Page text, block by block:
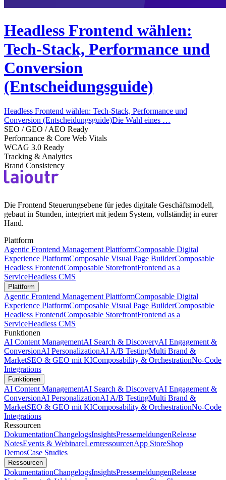
Headless Frontend wählen:
Tech-Stack, Performance und
Conversion
(Entscheidungsguide)
Headless Frontend wählen: Tech-Stack, Performance und
Conversion (Entscheidungsguide)Die Wahl eines …
SEO / GEO / AEO Ready
Performance & Core Web Vitals
WCAG 3.0 Ready
Tracking & Analytics
Brand Consistency
Die Frontend Steuerungsebene für jedes digitale Geschäftsmodell,
gebaut in Stunden, integriert mit jedem System, vollständig in eurer
Hand.
Plattform
Agentic Frontend Management PlattformComposable Digital
Experience PlatformComposable Visual Page BuilderComposable
Headless FrontendComposable StorefrontFrontend as a
ServiceHeadless CMS
Plattform
Agentic Frontend Management PlattformComposable Digital
Experience PlatformComposable Visual Page BuilderComposable
Headless FrontendComposable StorefrontFrontend as a
ServiceHeadless CMS
Funktionen
AI Content ManagementAI Search & DiscoveryAI Engagement &
ConversionAI PersonalizationAI A/B TestingMulti Brand &
MarketSEO & GEO mit KIComposability & OrchestrationNo-Code
Integrations
Funktionen
AI Content ManagementAI Search & DiscoveryAI Engagement &
ConversionAI PersonalizationAI A/B TestingMulti Brand &
MarketSEO & GEO mit KIComposability & OrchestrationNo-Code
Integrations
Ressourcen
DokumentationChangelogsInsightsPressemeldungenRelease
NotesEvents & WebinareLernressourcenApp StoreShop
DemosCase Studies
Ressourcen
DokumentationChangelogsInsightsPressemeldungenRelease